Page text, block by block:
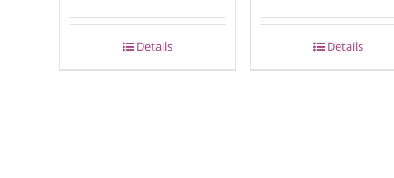
Details Details